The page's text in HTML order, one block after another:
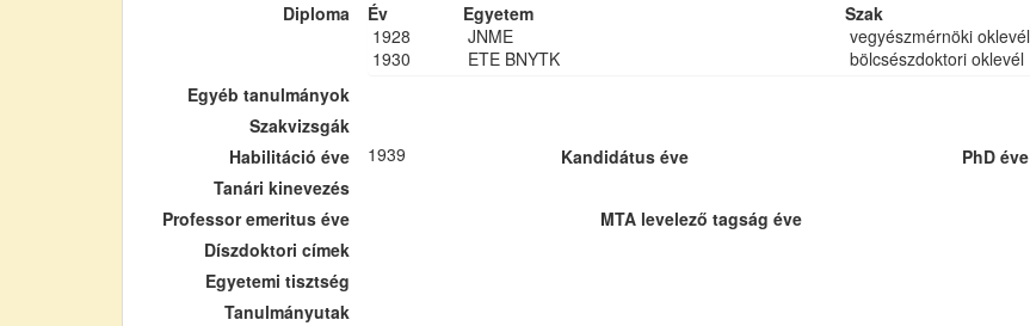
Diploma
Év Egyetem
Szak
1928
JNME
vegyészmérnöki oklevél
1930
ETE BNYTK
bölcsészdoktori oklevél
Egyéb tanulmányok
Szakvizsgák
Habilitáció éve
1939 Kandidátus éve PhD éve
Tanári kinevezés
Professor emeritus éve
MTA levelező tagság éve
Díszdoktori címek
Egyetemi tisztség
Tanulmányutak